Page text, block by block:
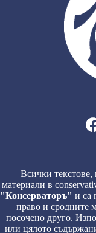
Всички
материали в
"Консерваторъ" и са
право и сродните
посочено друго.
или цялото